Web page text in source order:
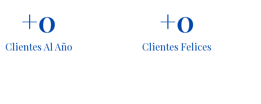
Clientes Al Año
+0
Clientes Felices
+0